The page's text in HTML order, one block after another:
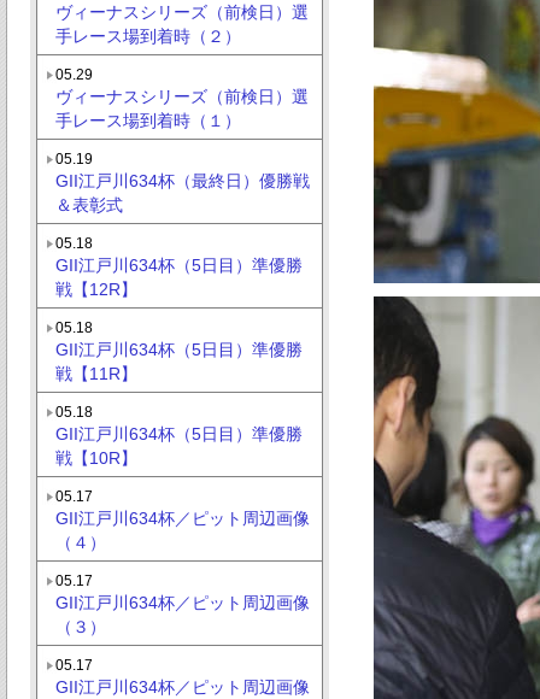
ヴィーナスシリーズ（前検日）選
手レース場到着時（２）
05.29
ヴィーナスシリーズ（前検日）選
手レース場到着時（１）
05.19
GII江戸川634杯（最終日）優勝戦
＆表彰式
05.18
GII江戸川634杯（5日目）準優勝
戦【12R】
05.18
GII江戸川634杯（5日目）準優勝
戦【11R】
05.18
GII江戸川634杯（5日目）準優勝
戦【10R】
05.17
GII江戸川634杯／ピット周辺画像
（４）
05.17
GII江戸川634杯／ピット周辺画像
（３）
05.17
GII江戸川634杯／ピット周辺画像